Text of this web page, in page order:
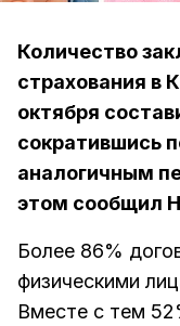
Количество
страхования в
октября
сократившись
аналогичным
этом сообщил
Более 86%
физическими
Вместе с тем